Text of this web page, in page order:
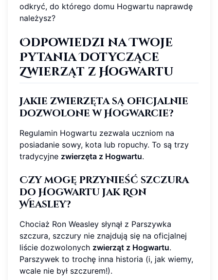
odkryć, do którego domu Hogwartu naprawdę
należysz?
Odpowiedzi na Twoje
Pytania Dotyczące
Zwierząt z Hogwartu
Jakie zwierzęta są oficjalnie
dozwolone w Hogwarcie?
Regulamin Hogwartu zezwala uczniom na
posiadanie sowy, kota lub ropuchy. To są trzy
tradycyjne zwierzęta z Hogwartu.
Czy mogę przynieść szczura
do Hogwartu jak Ron
Weasley?
Chociaż Ron Weasley słynął z Parszywka
szczura, szczury nie znajdują się na oficjalnej
liście dozwolonych zwierząt z Hogwartu.
Parszywek to trochę inna historia (i, jak wiemy,
wcale nie był szczurem!).